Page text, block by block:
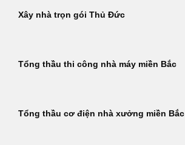
Xây nhà trọn gói Thủ Đức
Tổng thầu thi công nhà máy miền Bắc
Tổng thầu cơ điện nhà xưởng miền Bắc